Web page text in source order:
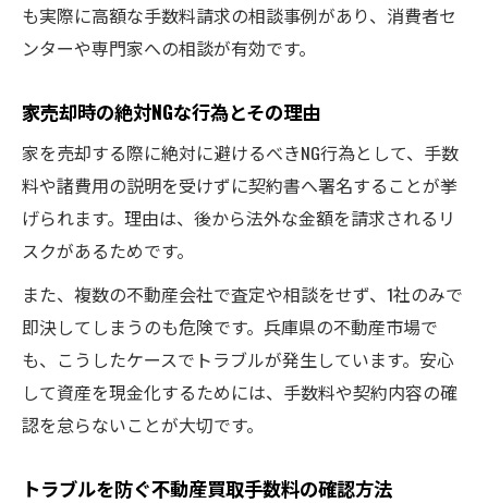
も実際に高額な手数料請求の相談事例があり、消費者セ
ンターや専門家への相談が有効です。
家売却時の絶対NGな行為とその理由
家を売却する際に絶対に避けるべきNG行為として、手数
料や諸費用の説明を受けずに契約書へ署名することが挙
げられます。理由は、後から法外な金額を請求されるリ
スクがあるためです。
また、複数の不動産会社で査定や相談をせず、1社のみで
即決してしまうのも危険です。兵庫県の不動産市場で
も、こうしたケースでトラブルが発生しています。安心
して資産を現金化するためには、手数料や契約内容の確
認を怠らないことが大切です。
トラブルを防ぐ不動産買取手数料の確認方法